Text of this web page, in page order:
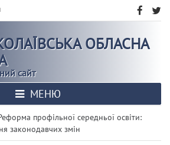
ОБЛАСНА
сайт
МЕНЮ
профільної середньої освіти:
законодавчих змін